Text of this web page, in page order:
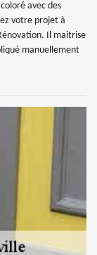
avec des
votre projet à
Il maitrise
manuellement